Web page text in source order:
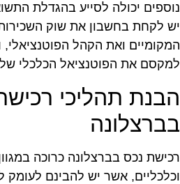
יכולה לסייע בהגדלת
לקחת בחשבון את שוק
ואת הקהל הפוטנציאלי,
את הפוטנציאל הכלכלי
תהליכי
נכס בברצלונה כרוכה
אשר יש להבינם לעומק